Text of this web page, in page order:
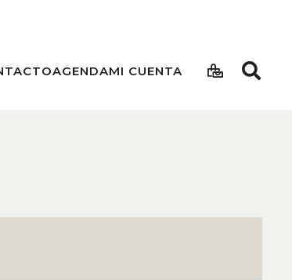
AGENDAMI CUENTA